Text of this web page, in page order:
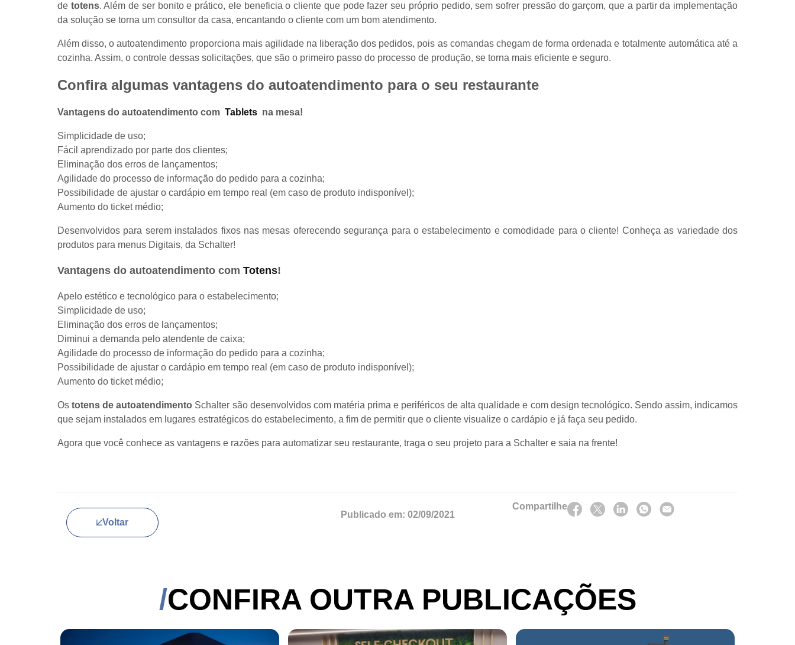
de totens. Além de ser bonito e prático, ele beneficia o cliente que pode fazer seu próprio pedido, sem sofrer pressão do garçom, que a partir da implementação
da solução se torna um consultor da casa, encantando o cliente com um bom atendimento.
Além disso, o autoatendimento proporciona mais agilidade na liberação dos pedidos, pois as comandas chegam de forma ordenada e totalmente automática até a
cozinha. Assim, o controle dessas solicitações, que são o primeiro passo do processo de produção, se torna mais eficiente e seguro.
Confira algumas vantagens do autoatendimento para o seu restaurante
Vantagens do autoatendimento com Tablets na mesa!
Simplicidade de uso;
Fácil aprendizado por parte dos clientes;
Eliminação dos erros de lançamentos;
Agilidade do processo de informação do pedido para a cozinha;
Possibilidade de ajustar o cardápio em tempo real (em caso de produto indisponível);
Aumento do ticket médio;
Desenvolvidos para serem instalados fixos nas mesas oferecendo segurança para o estabelecimento e comodidade para o cliente! Conheça as variedade dos
produtos para menus Digitais, da Schalter!
Vantagens do autoatendimento com Totens!
Apelo estético e tecnológico para o estabelecimento;
Simplicidade de uso;
Eliminação dos erros de lançamentos;
Diminui a demanda pelo atendente de caixa;
Agilidade do processo de informação do pedido para a cozinha;
Possibilidade de ajustar o cardápio em tempo real (em caso de produto indisponível);
Aumento do ticket médio;
Ostotens de autoatendimento Schalter são desenvolvidos com matéria prima e periféricos de alta qualidade e com design tecnológico. Sendo assim, indicamos
que sejam instalados em lugares estratégicos do estabelecimento, a fim de permitir que o cliente visualize o cardápio e já faça seu pedido.
Agora que você conhece as vantagens e razões para automatizar seu restaurante, traga o seu projeto para a Schalter e saia na frente!
Voltar
Publicado em: 02/09/2021
Compartilhe
CONFIRA OUTRA PUBLICAÇÕES